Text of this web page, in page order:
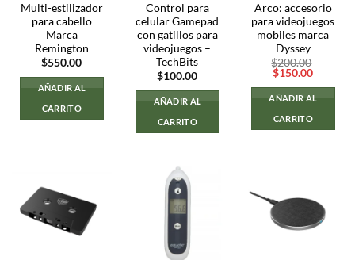
Multi-estilizador
para cabello
Marca
Remington
$550.00
AÑADIR AL
CARRITO
Control para
celular Gamepad
con gatillos para
videojuegos –
TechBits
$100.00
AÑADIR AL
CARRITO
Arco: accesorio
para videojuegos
mobiles marca
Dyssey
$200.00
El
original
era:
$200.00.
$150.00El
actual
es:
AÑADIR AL
CARRITO